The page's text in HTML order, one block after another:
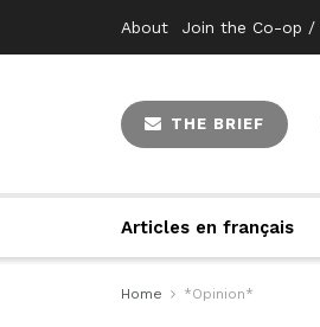
About Join the Co-op /
THE BRIEF
Articles en français
Home *Opinion*